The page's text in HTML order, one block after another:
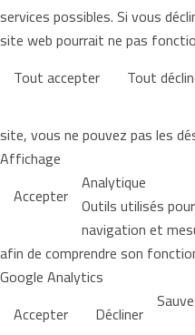
services possibles. Si vous
site web pourrait ne pas
Tout accepter
Tout
site, vous ne pouvez pas les
Affichage
Accepter Analytique
Outils utilisés
navigation et
afin de comprendre son
Google Analytics
Accepter
Décliner